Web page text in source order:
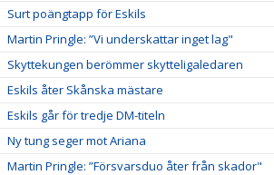
Surt poängtapp för Eskils
Martin Pringle: ”Vi underskattar inget lag"
Skyttekungen berömmer skytteligaledaren
Eskils åter Skånska mästare
Eskils går för tredje DM-titeln
Ny tung seger mot Ariana
Martin Pringle: ”Försvarsduo åter från skador"